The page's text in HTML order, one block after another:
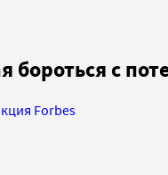
бороться с
Forbes